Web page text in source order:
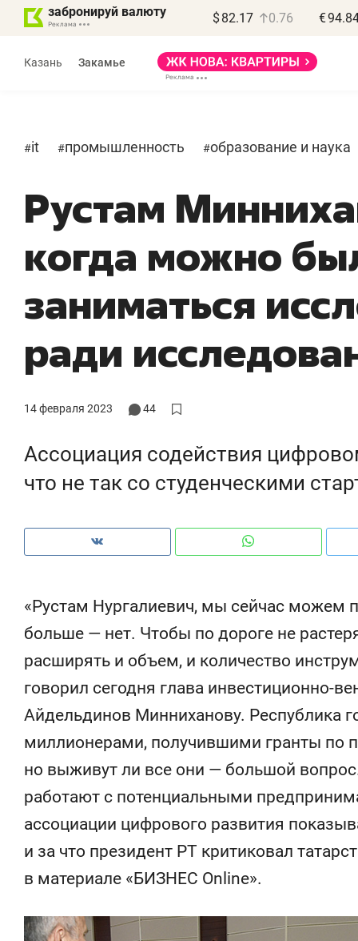
забронируй валюту $ 82.17 0.76 €
Казань Закамье
#it #промышленность #образование и наука
Рустам
когда можно
заниматься
ради
14 февраля 2023 44
Ассоциация содействия
что не так со студенческими
«Рустам Нургалиевич, мы сейчас можем
больше — нет. Чтобы по дороге не
расширять и объем, и количество
говорил сегодня глава инвестиционно-
Айдельдинов Минниханову. Республика
миллионерами, получившими гранты по
но выживут ли все они — большой
работают с потенциальными
ассоциации цифрового развития
и за что президент РТ критиковал
в материале «БИЗНЕС Online».
Психотерапевт «Фороса»:
«Директорский невроз» –
когда человек не считает
свою сверхнагрузку
стрессом»
с мебелью
для меня